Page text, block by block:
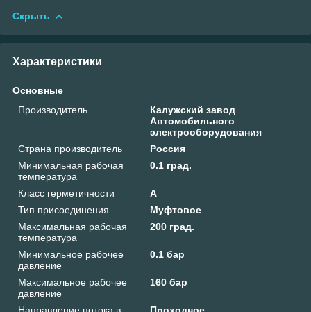
Скрыть
Характеристики
Основные
Производитель
Калужский завод
Автомобильного
электрооборудования
Страна производитель
Россия
Минимальная рабочая
температура
0.1 град.
Класс герметичности
А
Тип присоединения
Муфтовое
Максимальная рабочая
температура
200 град.
Минимальное рабочее
давление
0.1 бар
Максимальное рабочее
давление
160 бар
Направление потока в
Проходное